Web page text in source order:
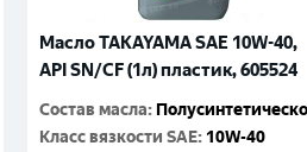
Масло TAKAYAMA SAE 10W-40,
API SN/CF (1л) пластик, 605524
Состав масла:
Класс вязкости SAE: 10W-40